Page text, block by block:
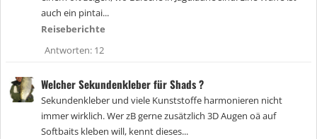
auch ein pintai...
Reiseberichte
Antworten 12
Welcher Sekundenkleber für Shads ?
Sekundenkleber und viele Kunststoffe harmonieren nicht
immer wirklich. Wer zB gerne zusätzlich 3D Augen oä auf
Softbaits kleben will, kennt dieses...